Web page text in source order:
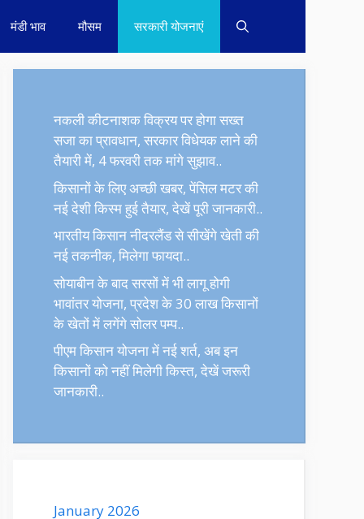
मंडी भाव मौसम सरकारी योजनाएं
नकली कीटनाशक विक्रय पर होगा सख्त
सजा का प्रावधान, सरकार विधेयक लाने की
तैयारी में, 4 फरवरी तक मांगे सुझाव..
किसानों के लिए अच्छी खबर, पेंसिल मटर की
नई देशी किस्म हुई तैयार, देखें पूरी जानकारी..
भारतीय किसान नीदरलैंड से सीखेंगे खेती की
नई तकनीक, मिलेगा फायदा..
सोयाबीन के बाद सरसों में भी लागू होगी
भावांतर योजना, प्रदेश के 30 लाख किसानों
के खेतों में लगेंगे सोलर पम्प..
पीएम किसान योजना में नई शर्त, अब इन
किसानों को नहीं मिलेगी किस्त, देखें जरूरी
जानकारी..
January 2026